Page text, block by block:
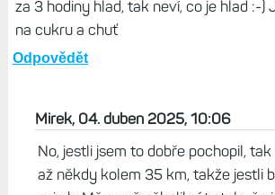
delší okno bez jídla, tím lepší výkon
půlmaraton v osobáku, 95% času zóna
se pak nasnídal a fungoval po zbytek
za pár hodin stejně nevytráví ani
jak kvalitní jídlo jedinec sní a jak jeho